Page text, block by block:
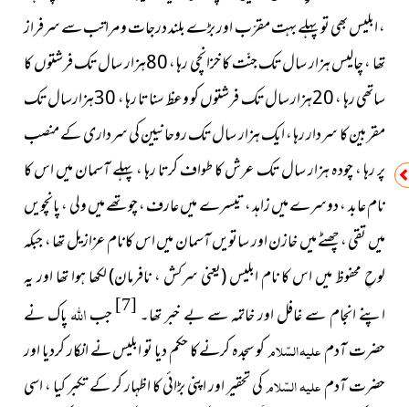
، ابلیس بھی تو پہلے بہت مقرّب اور بڑے بلند درجات و مراتب سے سرفراز
تھا ، چالیس ہزار سال تک جنّت کا خزانچی رہا ، 80ہزار سال تک فرشتوں کا
ساتھی رہا ، 20ہزار سال تک فرشتوں کو وعظ سنا تا رہا ، 30ہزارسال تک
مقربین کا سردار رہا ، ایک ہزار سال تک روحانیین کی سرداری کے منصب
پر رہا ، چودہ ہزار سال تک عرش کا طواف کرتا رہا ، پہلے آسمان میں اس کا
نام عابد ، دوسرے میں زاہد ، تیسرے میں عارف ، چوتھے میں ولی ، پانچویں
میں تقی ، چھٹے میں خازن اور ساتویں آسمان میں اس کانام عزازیل تھا ، جبکہ
لوحِ محفوظ میں اس کا نام ابلیس(یعنی سرکش ، نافرمان)لکھا ہوا تھا اور یہ
اپنے انجام سے غافل اور خاتمہ سے بے خبر تھا۔ [7]جباللہپاک نے
حضرت آدمعلیہ السّلامکو سجدہ کرنے کا حکم دیا تو ابلیس نے انکار کردیا اور
حضرت آدمعلیہ السّلامکی تحقیر اور اپنی بڑائی کا اظہار کر کے تکبر کیا ، اسی